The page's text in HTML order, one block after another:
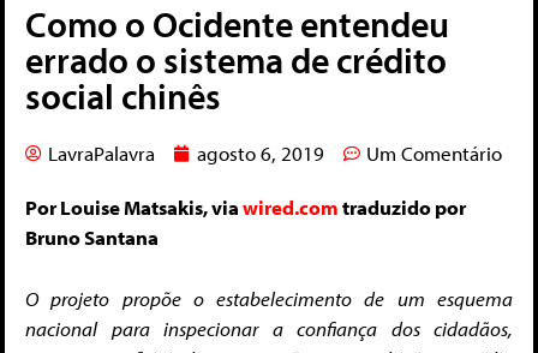
Como o Ocidente entendeu
errado o sistema de crédito
social chinês
LavraPalavra agosto 6, 2019 Um Comentário
Por Louise Matsakis, viawired.comtraduzido por
Bruno Santana
O projeto propõe o estabelecimento de um esquema
nacional para inspecionar a confiança dos cidadãos,